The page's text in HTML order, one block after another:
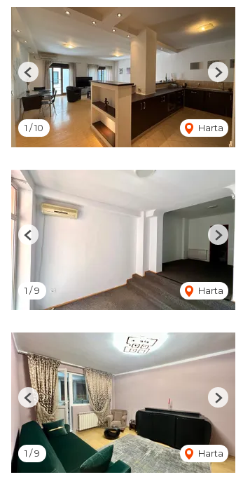
1 /10 Harta
Previous Next
1 /9 Harta
Previous Next
1 /9 Harta
Previous Next